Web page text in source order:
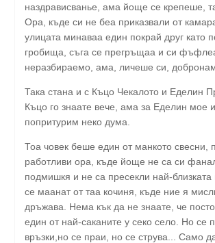
наздрависванье, ама йоще се крепеше,
Ора, къде си не беа приказвали от
улицата минаваа един покрай друг като
гробища, съга се прегръщаа и си
неразбираемо, ама, личеше си,
Така стана и с Къцо Чекалото и Еделин
Къцо го знаате вече, ама за Еделин мое
попритурим неко дума.
Тоа човек беше един от манкото свесни,
работливи ора, къде йоще не са си
подмишкя и не са пресекли най-близката
се маанат от таа кочиня, къде ние я
дръжава. Нема кък да не знаате, че
един от най-саканите у секо село. Но се
връзки,но се праи, но се струва... Само